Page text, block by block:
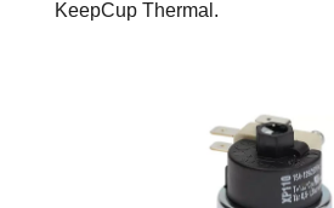
KeepCup Thermal.